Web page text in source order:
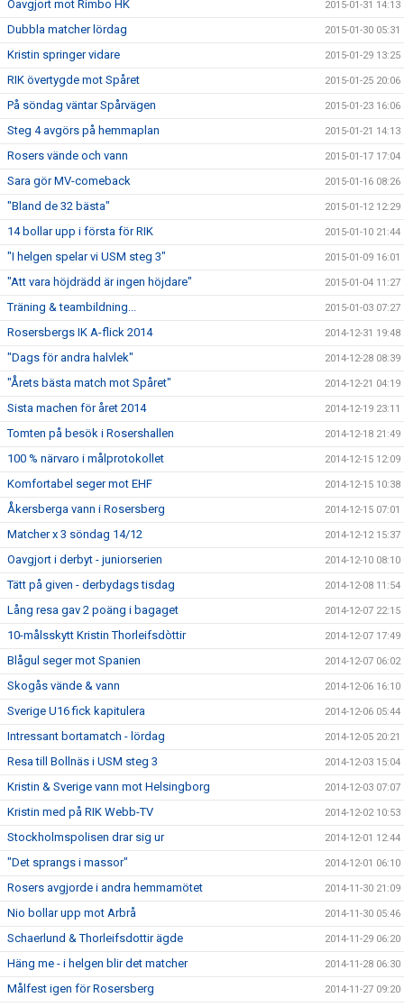
Oavgjort mot Rimbo HK 2015-01-31 14:13
Dubbla matcher lördag 2015-01-30 05:31
Kristin springer vidare 2015-01-29 13:25
RIK övertygde mot Spåret 2015-01-25 20:06
På söndag väntar Spårvägen 2015-01-23 16:06
Steg 4 avgörs på hemmaplan 2015-01-21 14:13
Rosers vände och vann 2015-01-17 17:04
Sara gör MV-comeback 2015-01-16 08:26
"Bland de 32 bästa" 2015-01-12 12:29
14 bollar upp i första för RIK 2015-01-10 21:44
"I helgen spelar vi USM steg 3" 2015-01-09 16:01
"Att vara höjdrädd är ingen höjdare" 2015-01-04 11:27
Träning & teambildning... 2015-01-03 07:27
Rosersbergs IK A-flick 2014 2014-12-31 19:48
"Dags för andra halvlek" 2014-12-28 08:39
"Årets bästa match mot Spåret" 2014-12-21 04:19
Sista machen för året 2014 2014-12-19 23:11
Tomten på besök i Rosershallen 2014-12-18 21:49
100 % närvaro i målprotokollet 2014-12-15 12:09
Komfortabel seger mot EHF 2014-12-15 10:38
Åkersberga vann i Rosersberg 2014-12-15 07:01
Matcher x 3 söndag 14/12 2014-12-12 15:37
Oavgjort i derbyt - juniorserien 2014-12-10 08:10
Tätt på given - derbydags tisdag 2014-12-08 11:54
Lång resa gav 2 poäng i bagaget 2014-12-07 22:15
10-målsskytt Kristin Thorleifsdòttir 2014-12-07 17:49
Blågul seger mot Spanien 2014-12-07 06:02
Skogås vände & vann 2014-12-06 16:10
Sverige U16 fick kapitulera 2014-12-06 05:44
Intressant bortamatch - lördag 2014-12-05 20:21
Resa till Bollnäs i USM steg 3 2014-12-03 15:04
Kristin & Sverige vann mot Helsingborg 2014-12-03 07:07
Kristin med på RIK Webb-TV 2014-12-02 10:53
Stockholmspolisen drar sig ur 2014-12-01 12:44
"Det sprangs i massor" 2014-12-01 06:10
Rosers avgjorde i andra hemmamötet 2014-11-30 21:09
Nio bollar upp mot Arbrå 2014-11-30 05:46
Schaerlund & Thorleifsdottir ägde 2014-11-29 06:20
Häng me - i helgen blir det matcher 2014-11-28 06:30
Målfest igen för Rosersberg 2014-11-27 09:20